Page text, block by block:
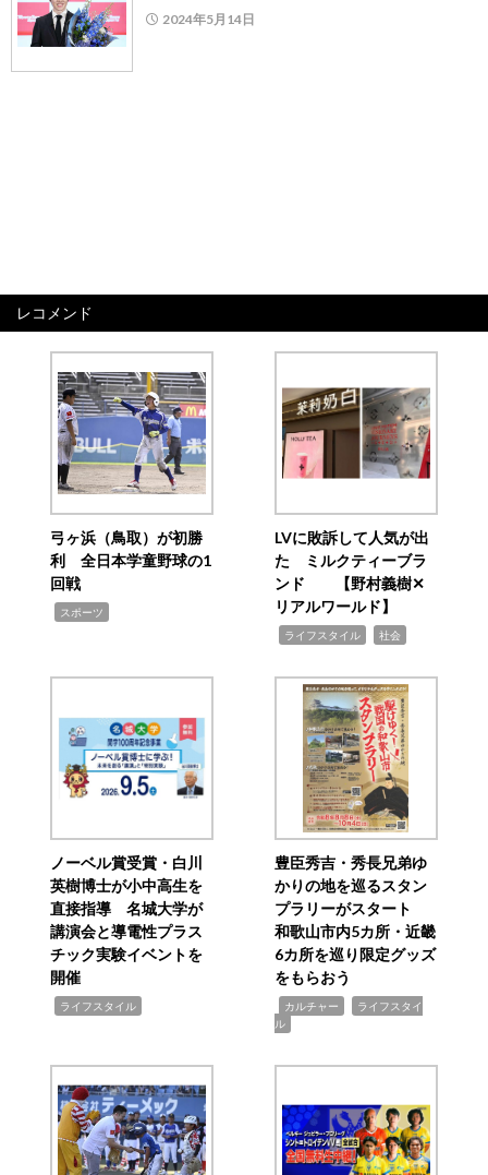
2024年5月14日
レコメンド
弓ヶ浜（鳥取）が初勝
利 全日本学童野球の1
回戦
スポーツ
LVに敗訴して人気が出
た ミルクティーブラ
ンド 【野村義樹✕
リアルワールド】
ライフスタイル 社会
ノーベル賞受賞・白川
英樹博士が小中高生を
直接指導 名城大学が
講演会と導電性プラス
チック実験イベントを
開催
ライフスタイル
豊臣秀吉・秀長兄弟ゆ
かりの地を巡るスタン
プラリーがスタート
和歌山市内5カ所・近畿
6カ所を巡り限定グッズ
をもらおう
カルチャー
ライフスタイ
ル